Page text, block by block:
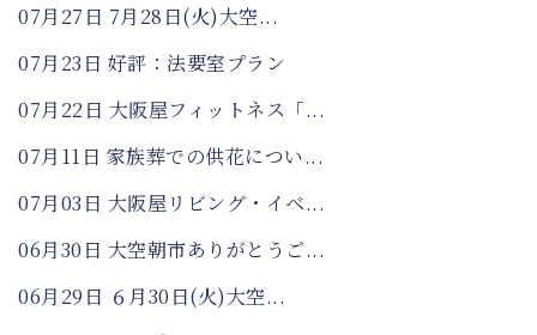
07月27日 7月28日(火)大空...
07月23日 好評：法要室プラン
07月22日 大阪屋フィットネス「...
07月11日 家族葬での供花につい...
07月03日 大阪屋リビング・イベ...
06月30日 大空朝市ありがとうご...
06月29日 ６月30日(火)大空...